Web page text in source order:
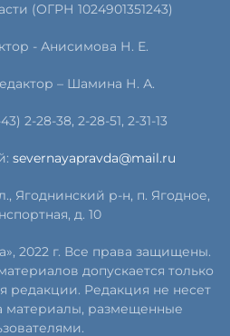
(ОГРН 1024901351243)
- Анисимова Н. Е.
– Шамина Н. А.
2-28-38, 2-28-51, 2-31-13
severnayapravda@mail.ru
Ягоднинский р-н, п. Ягодное,
д. 10
2022 г. Все права защищены.
допускается только
редакции. Редакция не несет
материалы, размещенные